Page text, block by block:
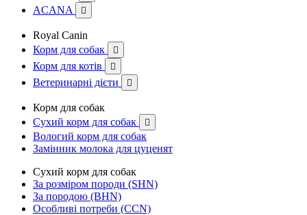
ACANA 
Royal Canin
Корм для собак

Корм для котів 
Ветеринарні дієти 
Корм для собак
Сухий корм для собак

Вологий корм для собак
Замінник молока для цуценят
Сухий корм для собак
За розміром породи (SHN)
За породою (BHN)
Особливі потреби (CCN)